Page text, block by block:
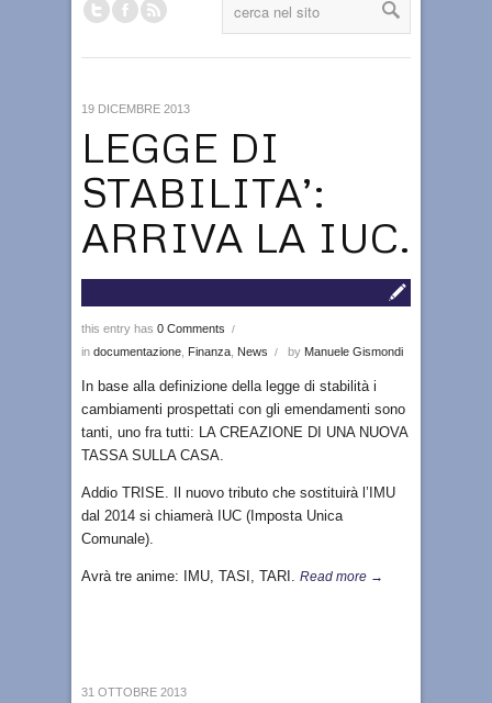
LEGGE DI
STABILITA’:
ARRIVA LA IUC.
this entry has 0 Comments /
in documentazione Finanza News / by Manuele Gismondi
19 DICEMBRE 2013
In base alla definizione della legge di stabilità i
cambiamenti prospettati con gli emendamenti sono
tanti, uno fra tutti: LA CREAZIONE DI UNA NUOVA
TASSA SULLA CASA.
Addio TRISE. Il nuovo tributo che sostituirà l’IMU
dal 2014 si chiamerà IUC (Imposta Unica
Comunale).
Avrà tre anime: IMU, TASI, TARI. Read more →
31 OTTOBRE 2013